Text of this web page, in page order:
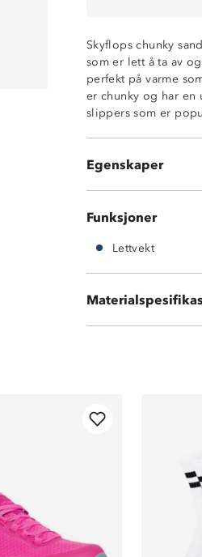
Skyflops chunky
som er lett å ta av
perfekt på varme
er chunky og har
slippers som er
Egenskaper
Lettvekt
Funksjoner
Lettvekt
EVA